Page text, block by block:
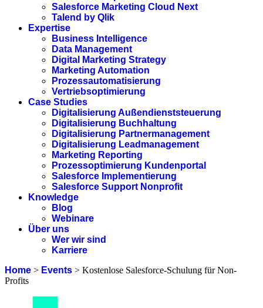
Salesforce Marketing Cloud Next
Talend by Qlik
Expertise
Business Intelligence
Data Management
Digital Marketing Strategy
Marketing Automation
Prozessautomatisierung
Vertriebsoptimierung
Case Studies
Digitalisierung Außendienststeuerung
Digitalisierung Buchhaltung
Digitalisierung Partnermanagement
Digitalisierung Leadmanagement
Marketing Reporting
Prozessoptimierung Kundenportal
Salesforce Implementierung
Salesforce Support Nonprofit
Knowledge
Blog
Webinare
Über uns
Wer wir sind
Karriere
Home > Events > Kostenlose Salesforce-Schulung für Non-
Profits